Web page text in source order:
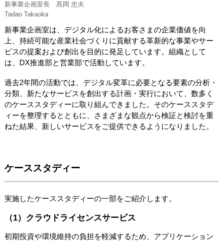
新事業企画室長 髙岡 忠夫
Tadao Takaoka
新事業企画室は、デジタル化によるお客さまの企業価値を向
上、持続可能な産業社会づくりに貢献する革新的な事業やサー
ビスの提案および創出を目的に発足しています。組織として
は、DX推進部と営業部で活動しています。
過去2年間の活動では、デジタル変革に必要となる要素の分析・
分類、新たなサービスを創出する計画・実行において、数多く
のケーススタディーに取り組んできました。そのケーススタデ
ィーを整理するとともに、さまざまな観点から検証と検討を重
ねた結果、新しいサービスをご提供できるようになりました。
ケーススタディー
実施したケーススタディーの一部をご紹介します。
（1）クラウドライセンスサービス
初期投資や環境維持の負担を軽減するため、アプリケーション